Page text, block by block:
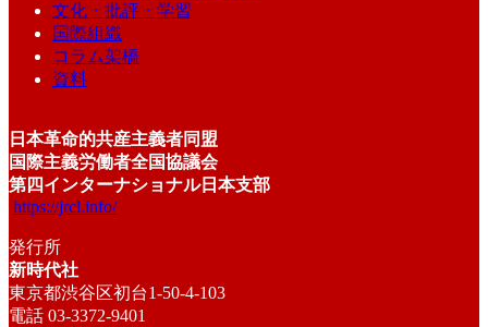
文化・批評・学習
国際組織
コラム架橋
資料
日本革命的共産主義者同盟
国際主義労働者全国協議会
第四インターナショナル日本支部
https://jrcl.info/
発行所
新時代社
東京都渋谷区初台1-50-4-103
電話 03-3372-9401